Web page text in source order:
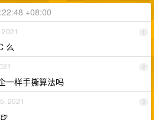
+08:00
1
么
2
一样手撕算法吗
3
2021